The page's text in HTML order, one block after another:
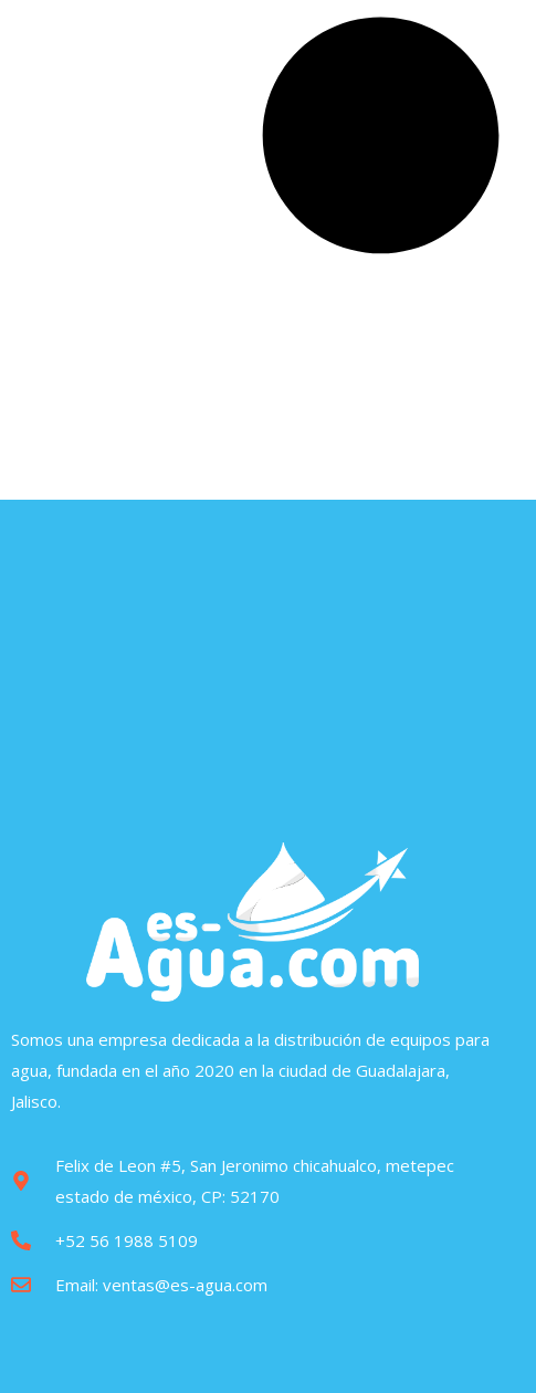
Somos una empresa dedicada a la distribución de equipos para
agua, fundada en el año 2020 en la ciudad de Guadalajara,
Jalisco.
Felix de Leon #5, San Jeronimo chicahualco, metepec
estado de méxico, CP: 52170
+52 56 1988 5109
Email: ventas@es-agua.com